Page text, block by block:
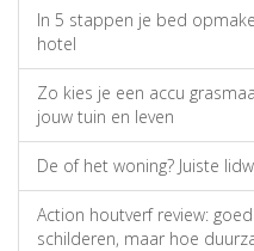
In 5 stappen je bed
hotel
Zo kies je een accu
jouw tuin en leven
De of het woning? Juiste
Action houtverf review:
schilderen, maar hoe